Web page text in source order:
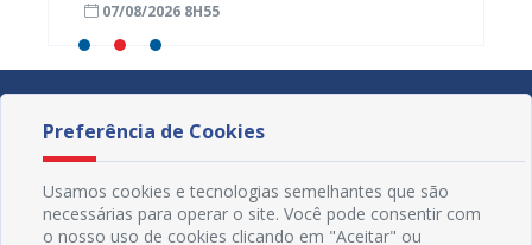
violência contra a mulher
07/08/2026 8H55
Preferência de Cookies
Usamos cookies e tecnologias semelhantes que são
necessárias para operar o site. Você pode consentir com
o nosso uso de cookies clicando em "Aceitar" ou